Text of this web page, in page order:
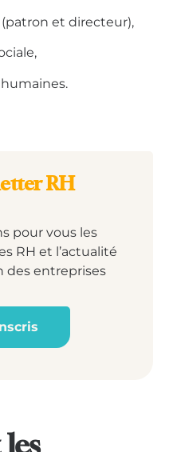
et directeur),
RH
pour vous les
RH et l’actualité
des entreprises